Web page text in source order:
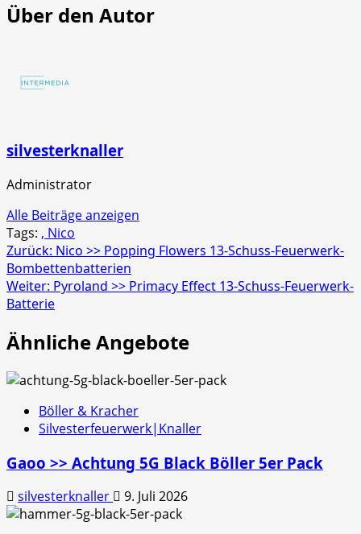
Über den Autor
silvesterknaller
Administrator
Alle Beiträge anzeigen
Tags: , Nico
Beitragsnavigation
Zurück: Nico >> Popping Flowers 13-Schuss-Feuerwerk-
Bombettenbatterien
Weiter: Pyroland >> Primacy Effect 13-Schuss-Feuerwerk-
Batterie
Ähnliche Angebote
Böller & Kracher
Silvesterfeuerwerk|Knaller
Gaoo >> Achtung 5G Black Böller 5er Pack
silvesterknaller 9. Juli 2026